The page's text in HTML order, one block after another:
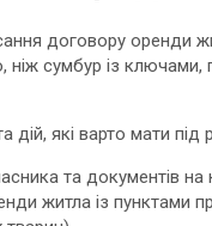
договору оренди
ніж сумбур із
дій, які варто мати під
та документів на
житла із пунктами